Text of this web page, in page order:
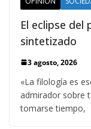
El eclipse del
sintetizado
3 agosto, 2026
«La filología es
admirador sobre
tomarse tiempo,